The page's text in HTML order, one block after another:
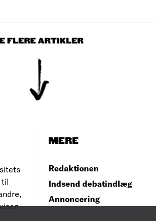
FLERE ARTIKLER
til
MERE
Redaktionen
Indsend debatindlæg
Annoncering